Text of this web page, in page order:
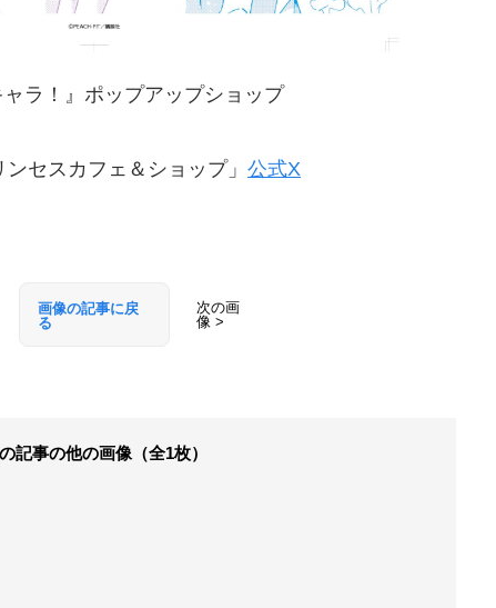
ャラ！』ポップアップショップ
セスカフェ＆ショップ」 公式X
画像の記事に戻
る
次の画
像 >
記事の他の画像（全1枚）